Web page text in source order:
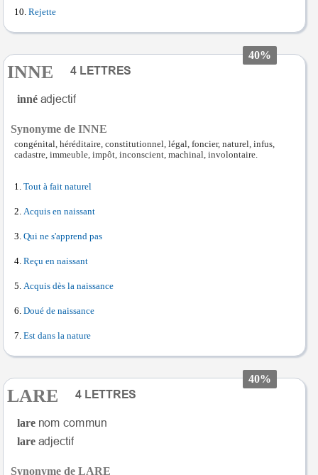
Rejette
40%
INNE
inné
Synonyme de INNE
congénital, héréditaire, constitutionnel, légal, foncier, naturel, infus,
cadastre, immeuble, impôt, inconscient, machinal, involontaire.
Tout à fait naturel
Acquis en naissant
Qui ne s'apprend pas
Reçu en naissant
Acquis dès la naissance
Doué de naissance
Est dans la nature
40%
LARE
lare
lare
Synonyme de LARE